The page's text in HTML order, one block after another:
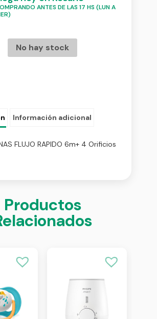
ANTES DE LAS 17 HS (LUN A
No hay stock
Información adicional
FLUJO RAPIDO 6m+ 4 Orificios
Productos